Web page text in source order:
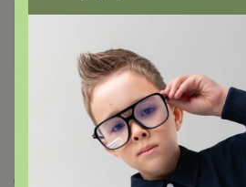
Фанат СП
28 июля, 2023 09:54
Подскажите пожалуйста у меня
доступ в секретный раздел